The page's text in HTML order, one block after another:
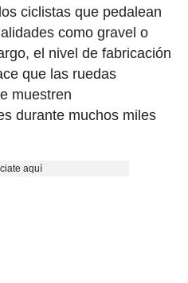
ciclistas que pedalean
como gravel o
el nivel de fabricación
que las ruedas
muestren
durante muchos miles
aquí